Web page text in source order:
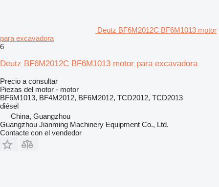
Deutz BF6M2012C BF6M1013 motor
para excavadora
6
Deutz BF6M2012C BF6M1013 motor para excavadora
Precio a consultar
Piezas del motor - motor
BF6M1013, BF4M2012, BF6M2012, TCD2012, TCD2013
diésel
China, Guangzhou
Guangzhou Jianming Machinery Equipment Co., Ltd.
Contacte con el vendedor